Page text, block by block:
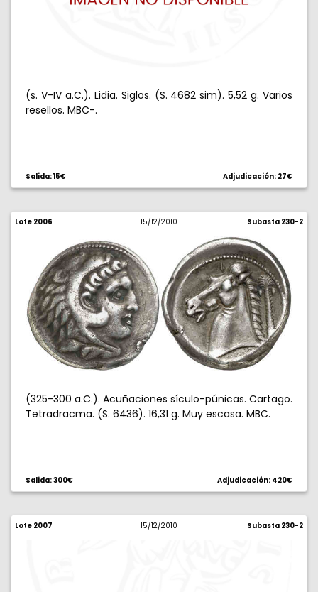
(s. V-IV a.C.). Lidia. Siglos. (S. 4682 sim). 5,52 g. Varios
resellos. MBC-.
Salida: 15€ Adjudicación: 27€
Lote 2006 15/12/2010 Subasta 230-2
(325-300 a.C.). Acuñaciones sículo-púnicas. Cartago.
Tetradracma. (S. 6436). 16,31 g. Muy escasa. MBC.
Salida: 300€ Adjudicación: 420€
Lote 2007 15/12/2010 Subasta 230-2